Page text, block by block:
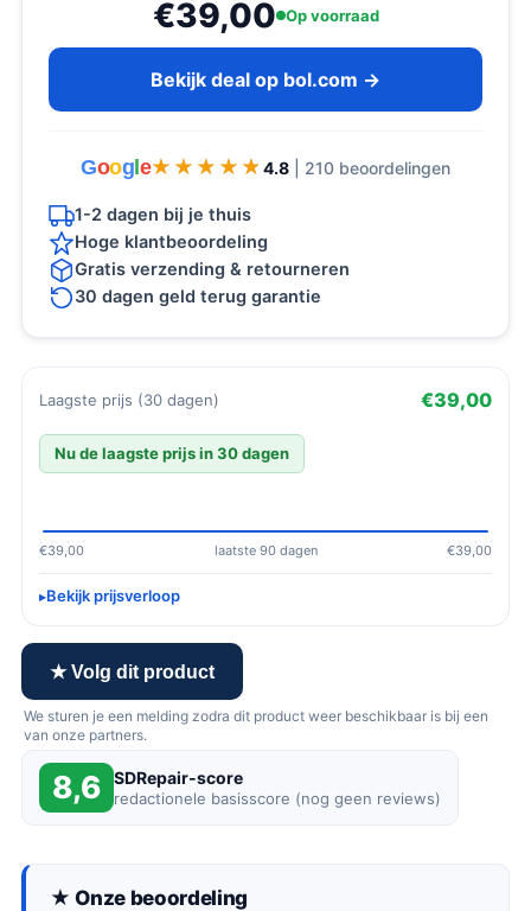
€39,00 Op voorraad
Bekijk deal op bol.com →
Goog e★★★★★
★★★★★ 4.8 | 210 beoordelingen
1-2 dagen bij je thuis
Hoge klantbeoordeling
Gratis verzending & retourneren
30 dagen geld terug garantie
Laagste prijs (30 dagen) €39,00
Nu de laagste prijs in 30 dagen
€39,00 laatste 90 dagen €39,00
Bekijk prijsverloop
★ Volg dit product
We sturen je een melding zodra dit product weer beschikbaar is bij een
van onze partners.
8,6 SDRepair-score
redactionele basisscore (nog geen reviews)
★ Onze beoordeling